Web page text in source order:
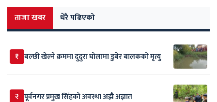
ताजा खबर धेरै पढिएको
१ बल्छी खेल्ने क्रममा दुदुरा घोलामा डुबेर बालकको मृत्यु
२ पूर्वनगर प्रमुख सिंहको अवस्था अझै अज्ञात